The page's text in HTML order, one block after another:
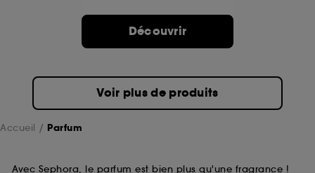
Découvrir
Voir plus de produits
Accueil Parfum
Avec Sephora, le parfum est bien plus qu'une fragrance !